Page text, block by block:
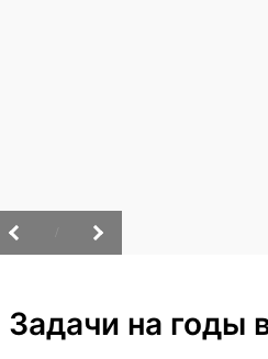
Задачи на годы